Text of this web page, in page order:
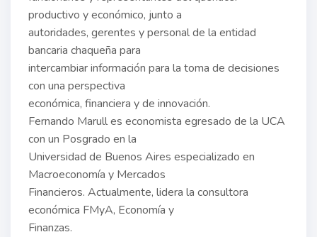
productivo y económico, junto a
autoridades, gerentes y personal de la entidad
bancaria chaqueña para
intercambiar información para la toma de decisiones
con una perspectiva
económica, financiera y de innovación.
Fernando Marull es economista egresado de la UCA
con un Posgrado en la
Universidad de Buenos Aires especializado en
Macroeconomía y Mercados
Financieros. Actualmente, lidera la consultora
económica FMyA, Economía y
Finanzas.